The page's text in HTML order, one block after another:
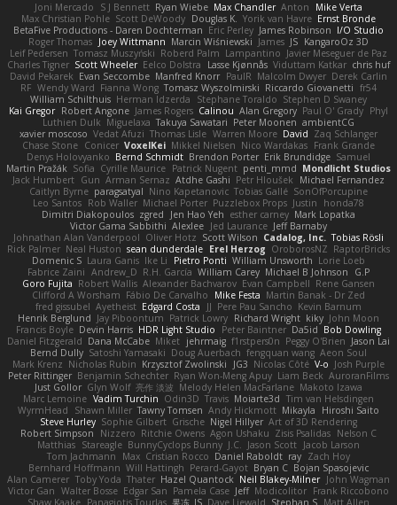
Joni Mercado S J Bennett Ryan Wiebe Max Chandler Anton
Mike Verta
Max Christian Pohle Scott DeWoody Douglas K. Yorik van Havre Ernst Bronde
BetaFive Productions - Daren Dochterman Eric Perley James Robinson I/O Studio
Roger Thomas Joey Wittmann Marcin Wiśniewski James JS KangaroOz 3D
Leif Pedersen Tomasz Muszyński Roberd Palm Lampantino Javier Meseguer de Paz
Charles Tigner Scott Wheeler Eelco Dolstra Lasse Kjønnås Viduttam Katkar chris huf
David Pekarek Evan Seccombe Manfred Knorr PaulR Malcolm Dwyer Derek Carlin
RF Wendy Ward Fianna Wong Tomasz Wyszolmirski Riccardo Giovanetti fr54
William Schilthuis Herman Idzerda Stephane Toraldo Stephen D Swaney
Kai Gregor Robert Angone James Rogers Calinou Alan Gregory Paul O' Grady Phyl
Luthien Dulk Miguelaxa Takuya Sawatari Peter Moonen ambientCG
xavier moscoso Vedat Afuzi Thomas Lisle Warren Moore David Zaq Schlanger
Chase Stone Conicer VoxelKei Mikkel Nielsen Nico Wardakas Frank Grande
Denys Holovyanko Bernd Schmidt Brendon Porter Erik Brundidge Samuel
Martin Pražák Sofia Cyrille Maurice Patrick Nugent penti_mmd Mondlicht Studios
Jack Humbert Gun Arman Sernaz Atdhe Gashi Petr Hloušek
Michael Fernandez
Caitlyn Byrne paragsatyal Nino Kapetanovic Tobias Gallé SonOfPorcupine
Leo Santos Rob Waller Michael Porter Puzzlebox Props Justin
honda78
Dimitri Diakopoulos zgred Jen Hao Yeh esther carney Mark Lopatka
Victor Gama Sabbithi Alexlee Jed Laurance Jeff Barnaby
Johnathan Alan Vanderpool Oliver Hotz Scott Wilson Cadalog, Inc. Tobias Rösli
Rick Palmer Neal Huston sean dunderdale Erel Herzog OroborosNZ RaptorBricks
Domenic S Laura Ganis Ike Li Pietro Ponti William Unsworth Lorie Loeb
Fabrice Zaini Andrew_D R.H. García William Carey Michael B Johnson
G.P
Goro Fujita Robert Wallis Alexander Bachvarov Evan Campbell Rene Gansen
Clifford A Worsham Fábio De Carvalho Mike Festa Martin Banak - Dr Zed
fred gissubel Ayetheist Edgard Costa JJ Pere Pau Sancho Kevin Barnum
Henrik Berglund Jay Piboontum Patrick Lowry Richard Wright kiky John Moon
Francis Boyle Devin Harris HDR Light Studio Peter Baintner Da5id Bob Dowling
Daniel Fitzgerald Dana McCabe Miket jehrmaig f1rstpers0n Peggy O'Brien Jason Lai
Bernd Dully Satoshi Yamasaki Doug Auerbach fengquan wang Aeon Soul
Mark Krenz Nicholas Rubin Krzysztof Zwolinski JG3 Nicolas Côté V-o Josh Purple
Peter Rittinger Benjamin Schechter Ryan Won-Meng Apuy Liam Beck AuroranFilms
Just Gollor Glyn Wolf 亮作 淡波 Melody Helen MacFarlane Makoto Izawa
Marc Lemoine Vadim Turchin Odin3D Travis Moiarte3d Tim van Helsdingen
WyrmHead
Shawn Miller Tawny Tomsen Andy Hickmott Mikayla
Hiroshi Saito
Steve Hurley Sophie Gilbert Grische Nigel Hillyer Art of 3D Rendering
Robert Simpson
Nizzero Ritchie Owens Agon Ushaku Zisis Psalidas Nelson C
Matthias Stareagle BunnyCyclops Bunny J.C. Jason Scott Jacob Larson
Tom Jachmann
Max Cristian Rocco Daniel Raboldt ray Zach Hoy
Bernhard Hoffmann Will Hattingh Perard-Gayot Bryan C Bojan Spasojevic
Alan Camerer Toby Yoda Thater Hazel Quantock Neil Blakey-Milner John Wagman
Victor Gan Walter Bosse Edgar San Pamela Case Jeff Modicolitor Frank Riccobono